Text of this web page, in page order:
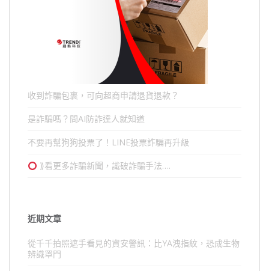
收到詐騙包裹，可向超商申請退貨退款？
是詐騙嗎？問AI防詐達人就知道
不要再幫狗狗投票了！LINE投票詐騙再升級
⟫看更多詐騙新聞，識破詐騙手法….
近期文章
從千千拍照遮手看見的資安警訊：比YA洩指紋，恐成生物
辨識罩門